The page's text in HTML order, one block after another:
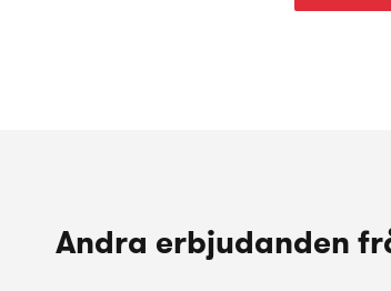
Andra erbjudanden